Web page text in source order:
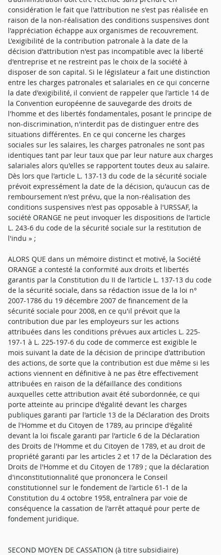
considération le fait que l'attribution ne s'est pas réalisée en
raison de la non-réalisation des conditions suspensives dont
l'appréciation échappe aux organismes de recouvrement.
L'exigibilité de la contribution patronale à la date de la
décision d'attribution n'est pas incompatible avec la liberté
d'entreprise et ne restreint pas le choix de la société à
disposer de son capital. Si le législateur a fait une distinction
entre les charges patronales et salariales en ce qui concerne
la date d'exigibilité, il convient de rappeler que l'article 14 de
la Convention européenne de sauvegarde des droits de
l'homme et des libertés fondamentales, posant le principe de
non-discrimination, n'interdit pas de distinguer entre des
situations différentes. En ce qui concerne les charges
sociales sur les salaires, les charges patronales ne sont pas
identiques tant par leur taux que par leur nature aux charges
salariales alors qu'elles se rapportent toutes deux au salaire.
Dès lors que l'article L. 137-13 du code de la sécurité sociale
prévoit expressément la date de la décision, qu'aucun cas de
remboursement n'est prévu, que la non-réalisation des
conditions suspensives n'est pas opposable à l'URSSAF, la
société ORANGE ne peut invoquer les dispositions de l'article
L. 243-6 du code de la sécurité sociale sur la restitution de
l'indu » ;
ALORS QUE dans un mémoire distinct et motivé, la Société
ORANGE a contesté la conformité aux droits et libertés
garantis par la Constitution du II de l'article L. 137-13 du code
de la sécurité sociale, dans sa rédaction issue de la loi n°
2007-1786 du 19 décembre 2007 de financement de la
sécurité sociale pour 2008, en ce qu'il prévoit que la
contribution due par les employeurs sur les actions
attribuées dans les conditions prévues aux articles L. 225-
197-1 à L. 225-197-6 du code de commerce est exigible le
mois suivant la date de la décision de principe d'attribution
des actions, de sorte que la contribution est due même si les
actions viennent en définitive à ne pas être effectivement
attribuées en raison de la défaillance des conditions
auxquelles cette attribution avait été subordonnée, ce qui
porte atteinte au principe d'égalité devant les charges
publiques garanti par l'article 13 de la Déclaration des Droits
de l'Homme et du Citoyen de 1789, au principe d'égalité
devant la loi fiscale garanti par l'article 6 de la Déclaration
des Droits de l'Homme et du Citoyen de 1789, et au droit de
propriété garanti par les articles 2 et 17 de la Déclaration des
Droits de l'Homme et du Citoyen de 1789 ; que la déclaration
d'inconstitutionnalité que prononcera le Conseil
constitutionnel sur le fondement de l'article 61-1 de la
Constitution du 4 octobre 1958, entraînera par voie de
conséquence la cassation de l'arrêt attaqué pour perte de
fondement juridique.
SECOND MOYEN DE CASSATION (à titre subsidiaire)